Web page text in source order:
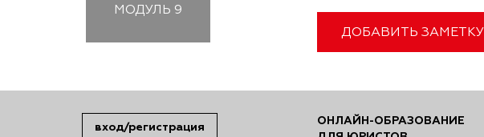
МОДУЛЬ 9
ДОБАВИТЬ ЗАМЕТКУ
вход/регистрация
ОНЛАЙН-ОБРАЗОВАНИЕ